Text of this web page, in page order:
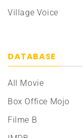
Village Voice
DATABASE
All Movie
Box Office Mojo
Filme B